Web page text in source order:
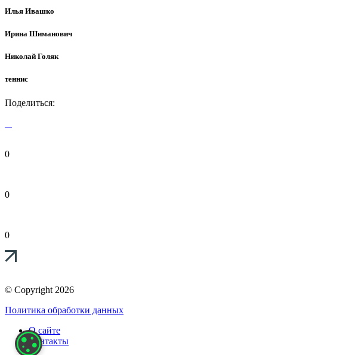
Илья Ивашко
Ирина Шиманович
Николай Голяк
теннис
Поделиться:
0
0
0
© Copyright 2026
Политика обработки данных
О сайте
Контакты
НАСТРОЙКИ